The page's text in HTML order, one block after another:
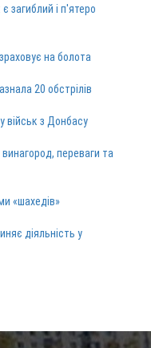
загиблий і п'ятеро
на болота
20 обстрілів
військ з Донбасу
переваги та
«шахедів»
діяльність у